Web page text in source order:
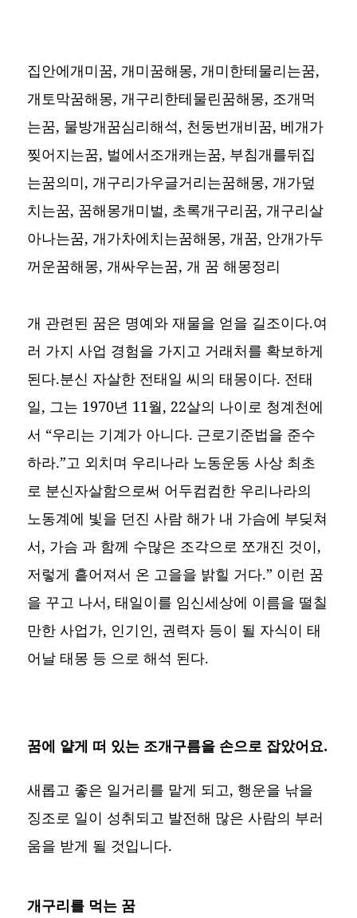
집안에개미꿈, 개미꿈해몽, 개미한테물리는꿈,
개토막꿈해몽, 개구리한테물린꿈해몽, 조개먹
는꿈, 물방개꿈심리해석, 천둥번개비꿈, 베개가
찢어지는꿈, 벌에서조개캐는꿈, 부침개를뒤집
는꿈의미, 개구리가우글거리는꿈해몽, 개가덮
치는꿈, 꿈해몽개미벌, 초록개구리꿈, 개구리살
아나는꿈, 개가차에치는꿈해몽, 개꿈, 안개가두
꺼운꿈해몽, 개싸우는꿈,개 꿈 해몽정리
개 관련된 꿈은 명예와 재물을 얻을 길조이다.여
러 가지 사업 경험을 가지고 거래처를 확보하게
된다.분신 자살한 전태일 씨의 태몽이다. 전태
일, 그는 1970년 11월, 22살의 나이로 청계천에
서 “우리는 기계가 아니다. 근로기준법을 준수
하라.”고 외치며 우리나라 노동운동 사상 최초
로 분신자살함으로써 어두컴컴한 우리나라의
노동계에 빛을 던진 사람 해가 내 가슴에 부딪쳐
서, 가슴 과 함께 수많은 조각으로 쪼개진 것이,
저렇게 흩어져서 온 고을을 밝힐 거다.” 이런 꿈
을 꾸고 나서, 태일이를 임신세상에 이름을 떨칠
만한 사업가, 인기인, 권력자 등이 될 자식이 태
어날 태몽 등 으로 해석 된다.
꿈에 얕게 떠 있는 조개구름을 손으로 잡았어요.
새롭고 좋은 일거리를 맡게 되고, 행운을 낚을
징조로 일이 성취되고 발전해 많은 사람의 부러
움을 받게 될 것입니다.
개구리를 먹는 꿈